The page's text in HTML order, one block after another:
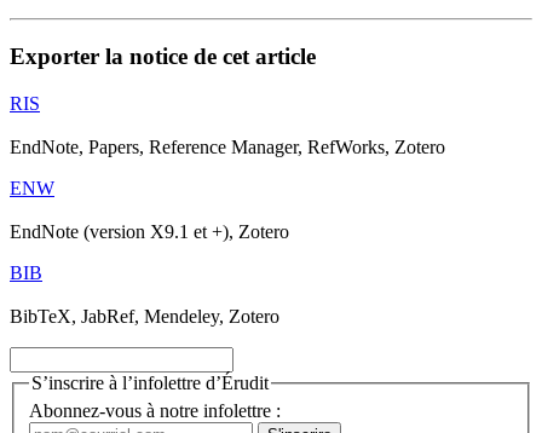
Exporter la notice de cet article
RIS
EndNote, Papers, Reference Manager, RefWorks, Zotero
ENW
EndNote (version X9.1 et +), Zotero
BIB
BibTeX, JabRef, Mendeley, Zotero
S’inscrire à l’infolettre d’Érudit
Abonnez-vous à notre infolettre :